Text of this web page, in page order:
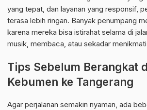
yang tepat, dan layanan yang responsif,
terasa lebih ringan. Banyak penumpang
karena mereka bisa istirahat selama di
musik, membaca, atau sekadar
Tips Sebelum Berangkat
Kebumen ke Tangerang
Agar perjalanan semakin nyaman, ada